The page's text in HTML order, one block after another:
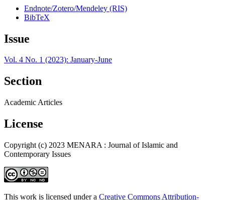
Endnote/Zotero/Mendeley (RIS)
BibTeX
Issue
Vol. 4 No. 1 (2023): January-June
Section
Academic Articles
License
Copyright (c) 2023 MENARA : Journal of Islamic and
Contemporary Issues
This work is licensed under a Creative Commons Attribution-